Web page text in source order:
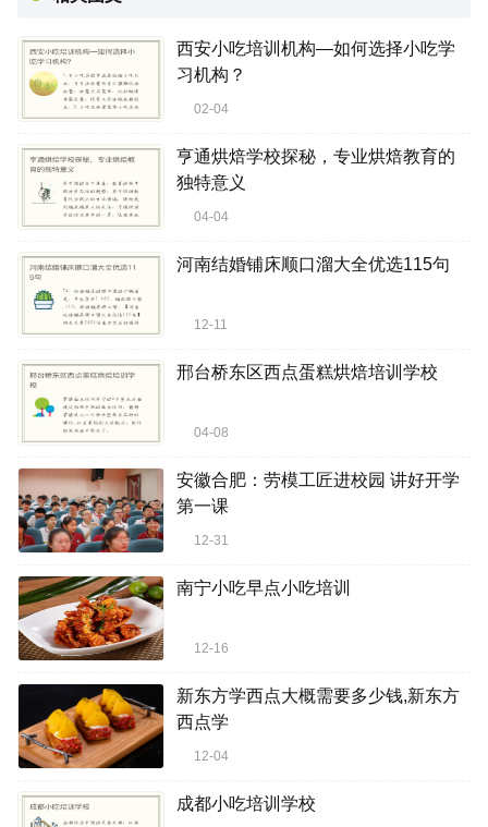
西安小吃培训机构—如何选择小吃学
习机构？
02-04
亨通烘焙学校探秘，专业烘焙教育的
独特意义
04-04
河南结婚铺床顺口溜大全优选115句
12-11
邢台桥东区西点蛋糕烘焙培训学校
04-08
安徽合肥：劳模工匠进校园 讲好开学
第一课
12-31
南宁小吃早点小吃培训
12-16
新东方学西点大概需要多少钱,新东方
西点学
12-04
成都小吃培训学校